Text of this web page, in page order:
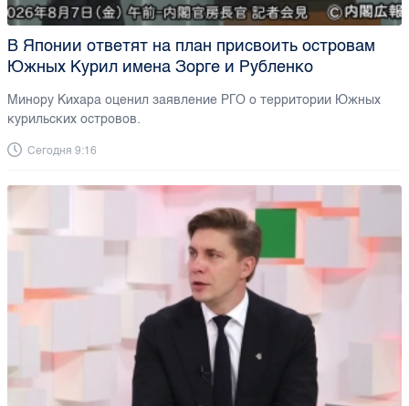
В Японии ответят на план присвоить островам
Южных Курил имена Зорге и Рубленко
Минору Кихара оценил заявление РГО о территории Южных
курильских островов.
Сегодня 9:16